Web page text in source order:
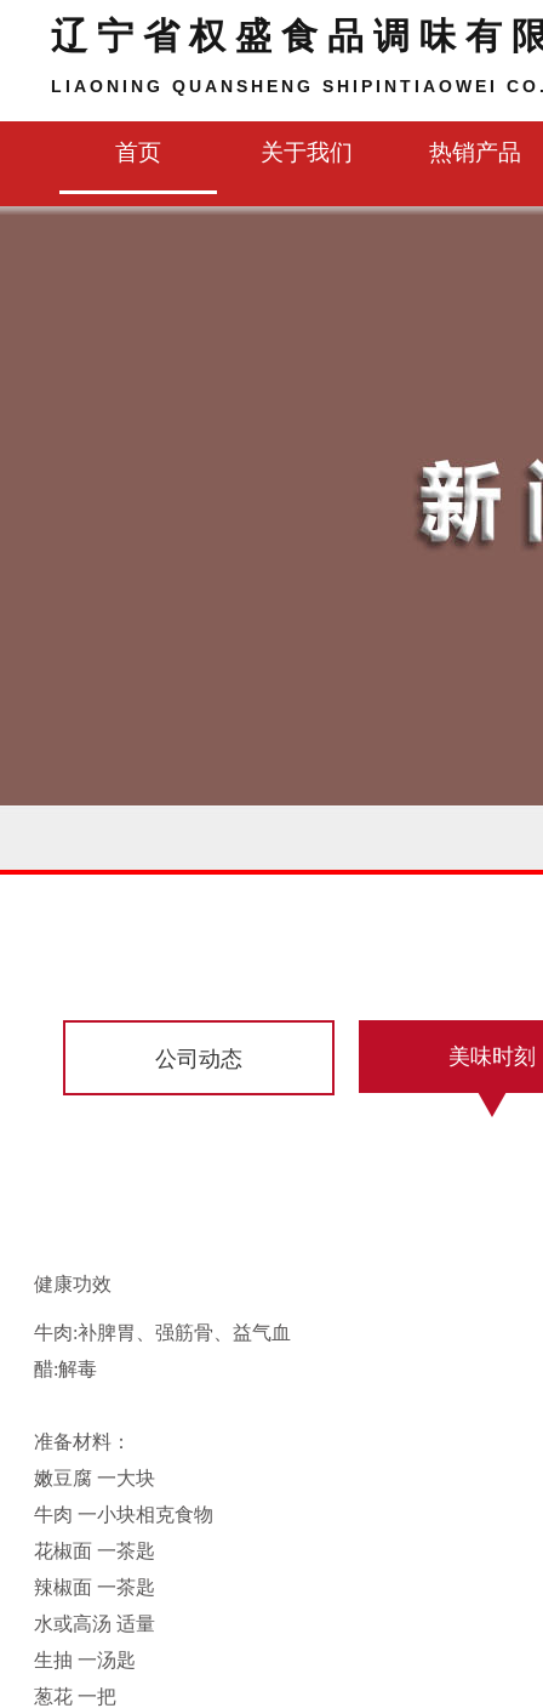
辽宁省权盛食品调味有
LIAONING QUANSHENG SHIPINTIAOWEI
首页 关于我们 热销产品
公司动态 美味时刻
健康功效
牛肉:补脾胃、强筋骨、益气血
醋:解毒
准备材料：
嫩豆腐 一大块
牛肉 一小块相克食物
花椒面 一茶匙
辣椒面 一茶匙
水或高汤 适量
生抽 一汤匙
葱花 一把